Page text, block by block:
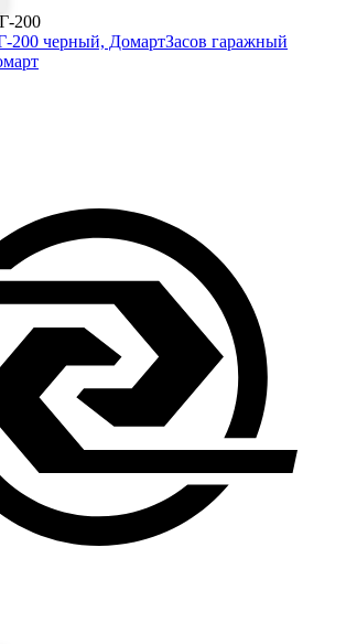
200
200 черный, ДомартЗасов гаражный